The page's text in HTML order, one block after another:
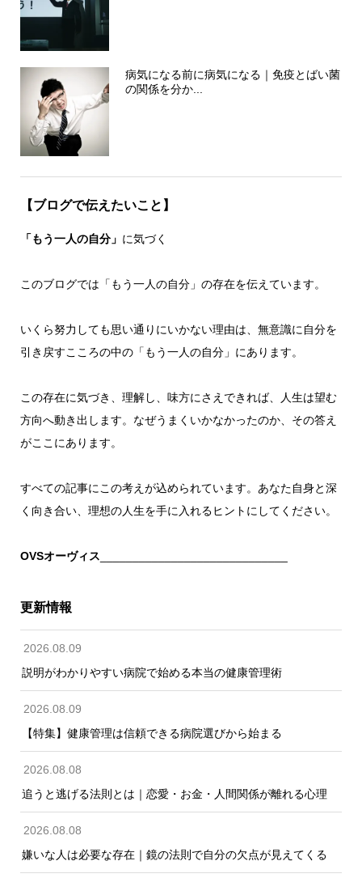
病気になる前に病気になる｜免疫とばい菌
の関係を分か...
【ブログで伝えたいこと】
「もう一人の自分」 に気づく
このブログでは「もう一人の自分」の存在を伝えています。
いくら努力しても思い通りにいかない理由は、無意識に自分を
引き戻すこころの中の「もう一人の自分」にあります。
この存在に気づき、理解し、味方にさえできれば、人生は望む
方向へ動き出します。なぜうまくいかなかったのか、その答え
がここにあります。
すべての記事にこの考えが込められています。あなた自身と深
く向き合い、理想の人生を手に入れるヒントにしてください。
OVSオーヴィス
更新情報
2026.08.09
説明がわかりやすい病院で始める本当の健康管理術
2026.08.09
【特集】健康管理は信頼できる病院選びから始まる
2026.08.08
追うと逃げる法則とは｜恋愛・お金・人間関係が離れる心理
2026.08.08
嫌いな人は必要な存在｜鏡の法則で自分の欠点が見えてくる